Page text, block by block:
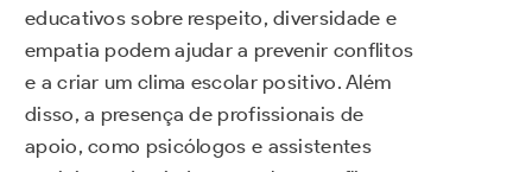
educativos sobre respeito, diversidade e
empatia podem ajudar a prevenir conflitos
e a criar um clima escolar positivo. Além
disso, a presença de profissionais de
apoio, como psicólogos e assistentes